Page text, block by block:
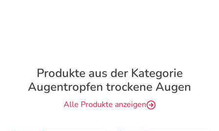
Produkte aus der Kategorie
Augentropfen trockene Augen
Alle Produkte anzeigen